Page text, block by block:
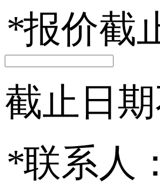
*报价截
截止日
*联系人：